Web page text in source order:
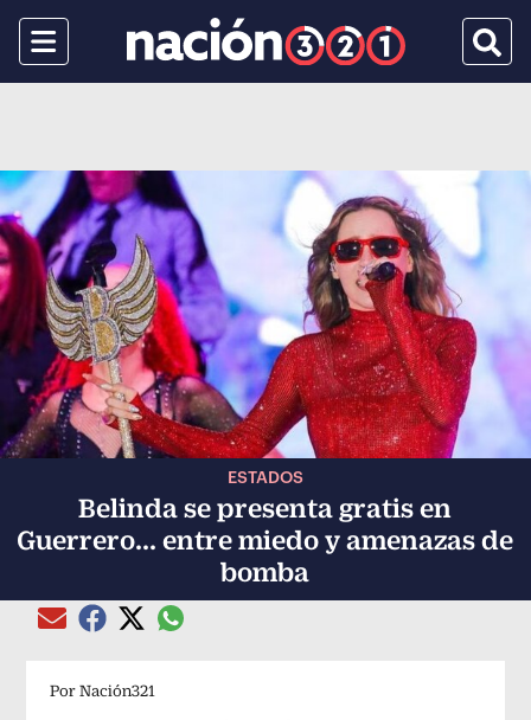
Menu
ESTADOS
Belinda se presenta gratis en
Guerrero... entre miedo y amenazas de
bomba
Compartir el artículo actual mediante Email
Compartir el artículo actual mediante Facebook
Compartir el artículo actual mediante Twitter
Compartir el artículo actual mediante
Por Nación321